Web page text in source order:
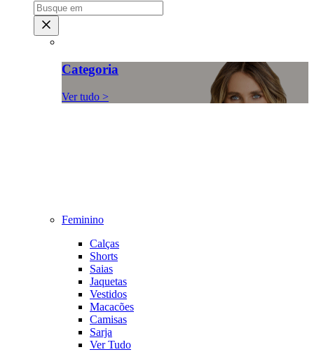
Categoria
Ver tudo >
Feminino
Calças
Shorts
Saias
Jaquetas
Vestidos
Macacões
Camisas
Sarja
Ver Tudo